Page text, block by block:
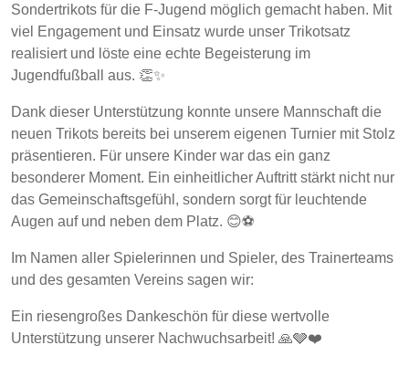
Sondertrikots für die F-Jugend möglich gemacht haben. Mit
viel Engagement und Einsatz wurde unser Trikotsatz
realisiert und löste eine echte Begeisterung im
Jugendfußball aus. 👏✨
Dank dieser Unterstützung konnte unsere Mannschaft die
neuen Trikots bereits bei unserem eigenen Turnier mit Stolz
präsentieren. Für unsere Kinder war das ein ganz
besonderer Moment. Ein einheitlicher Auftritt stärkt nicht nur
das Gemeinschaftsgefühl, sondern sorgt für leuchtende
Augen auf und neben dem Platz. 😊⚽
Im Namen aller Spielerinnen und Spieler, des Trainerteams
und des gesamten Vereins sagen wir:
Ein riesengroßes Dankeschön für diese wertvolle
Unterstützung unserer Nachwuchsarbeit! 🙏🩶❤️